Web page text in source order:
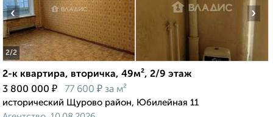
2/2
‹ ›
2-к квартира, вторичка, 49м², 2/9 этаж
3 800 000 ₽ 77 600 ₽ за м²
исторический Щурово район, Юбилейная 11